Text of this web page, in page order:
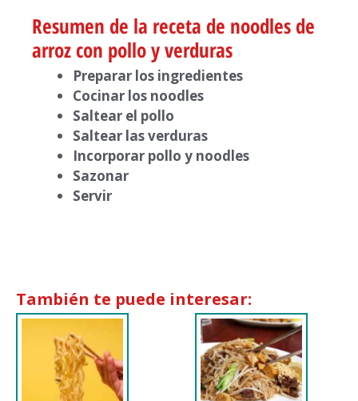
Resumen de la receta de noodles de
arroz con pollo y verduras
Preparar los ingredientes
Cocinar los noodles
Saltear el pollo
Saltear las verduras
Incorporar pollo y noodles
Sazonar
Servir
También te puede interesar: